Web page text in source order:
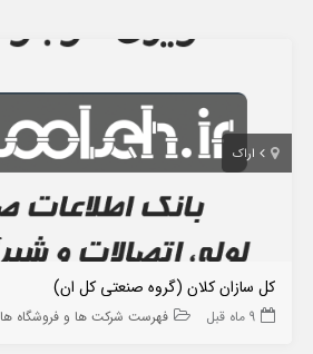
اراک
کل سازان کلان (گروه صنعتی کل ان)
9 ماه قبل فهرست شرکت ها و فروشگاه ها